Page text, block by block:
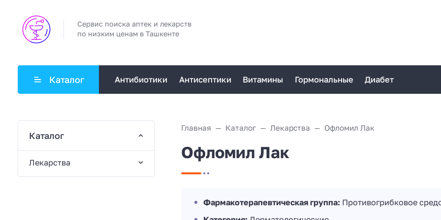
Сервис поиска аптек и лекарств
по низким ценам в Ташкенте
Каталог Антибиотики Антисептики Витамины Гормональные Диабет
Главная Каталог Лекарства Офломил Лак
Офломил Лак
Фармакотерапевтическая группа: Противогрибковое
Каталог
Лекарства